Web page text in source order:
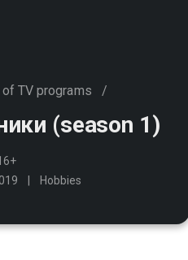
TV programs /
(season 1)
Hobbies